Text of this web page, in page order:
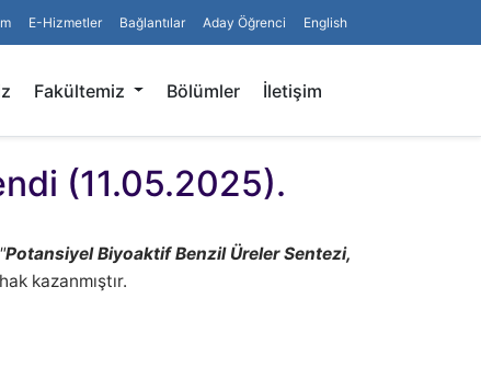
E-Hizmetler Bağlantılar Aday Öğrenci English
Fakültemiz Bölümler İletişim
(11.05.2025).
"Potansiyel Biyoaktif Benzil Üreler Sentezi,
kazanmıştır.